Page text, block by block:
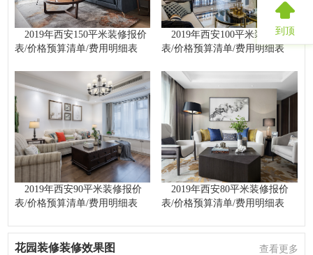
2019年西安150平米装修报价
表/价格预算清单/费用明细表
2019年西安100平米装修报价
表/价格预算清单/费用明细表
2019年西安90平米装修报价
表/价格预算清单/费用明细表
2019年西安80平米装修报价
表/价格预算清单/费用明细表
花园装修装修效果图 查看更多
到顶